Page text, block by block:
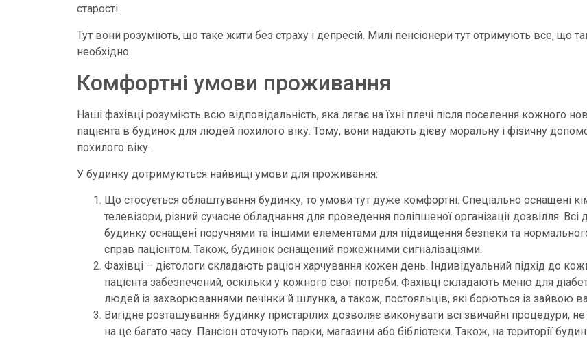
старості.
Тут вони розуміють, що таке жити без страху і депресій. Милі пенсіонери тут отримують все, що
необхідно.
Комфортні умови проживання
Наші фахівці розуміють всю відповідальність, яка лягає на їхні плечі після поселення кожного
пацієнта в будинок для людей похилого віку. Тому, вони надають дієву моральну і фізичну
похилого віку.
У будинку дотримуються найвищі умови для проживання:
Що стосується облаштування будинку, то умови тут дуже комфортні. Спеціально оснащені
телевізори, різний сучасне обладнання для проведення поліпшеної організації дозвілля. Всі
будинку оснащені поручнями та іншими елементами для підвищення безпеки та
справ пацієнтом. Також, будинок оснащений пожежними сигналізаціями.
Фахівці – дієтологи складають раціон харчування кожен день. Індивідуальний підхід до
пацієнта забезпечений, оскільки у кожного свої потреби. Фахівці складають меню для
людей із захворюваннями печінки й шлунка, а також, постояльців, які борються із зайвою
Вигідне розташування будинку пристарілих дозволяє виконувати всі звичайні процедури,
на це багато часу. Пансіон оточують парки, магазини або бібліотеки. Також, на території